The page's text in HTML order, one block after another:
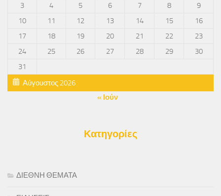
Αύγουστος 2026
3
4 5 6 7 8
9
10
11 12 13 14 15
16
17
18 19 20 21 22
23
24
25 26 27 28 29
30
31
« Ιούν
Κατηγορίες
ΔΙΕΘΝΗ ΘΕΜΑΤΑ